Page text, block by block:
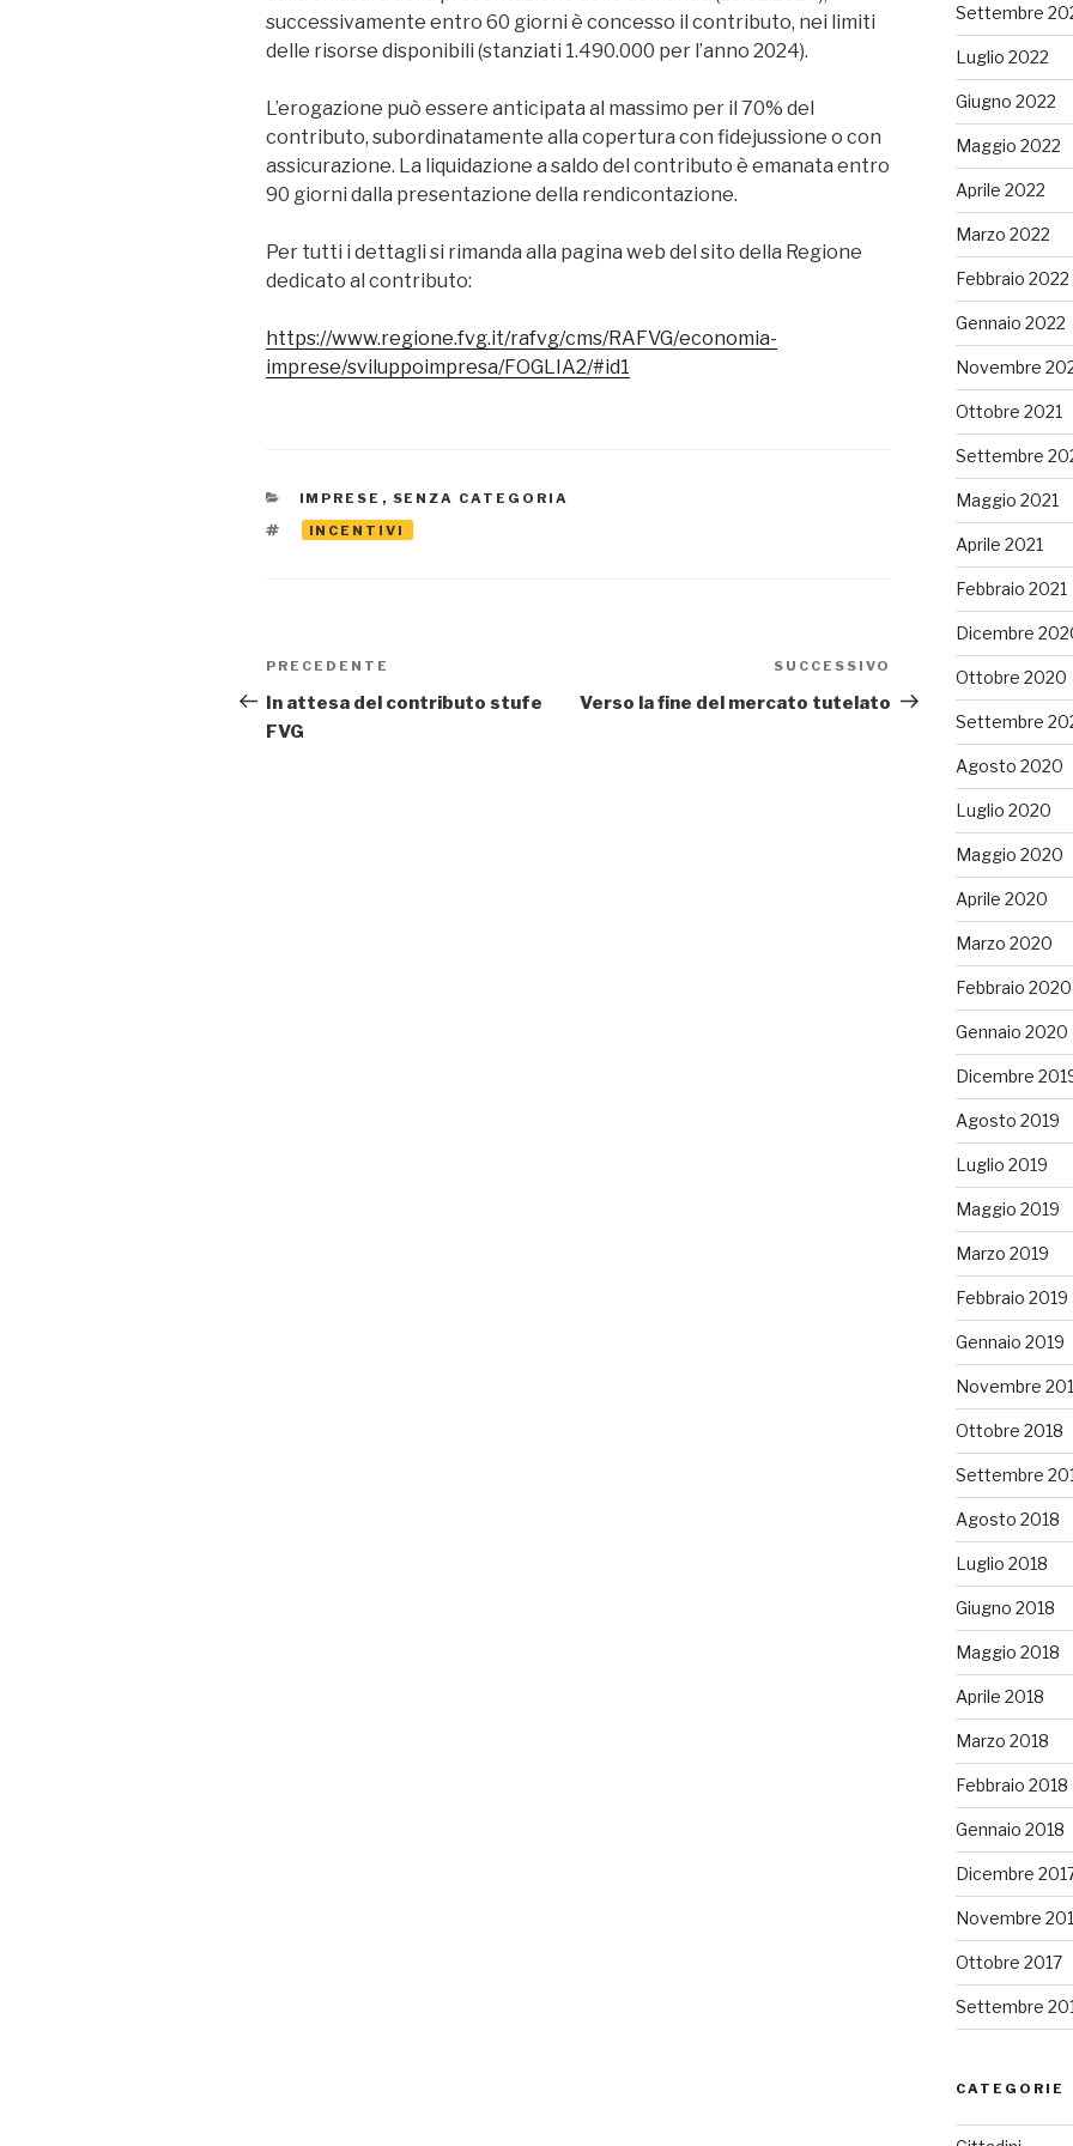
successivamente entro 60 giorni è concesso il contributo, nei limiti
delle risorse disponibili (stanziati 1.490.000 per l’anno 2024).
L’erogazione può essere anticipata al massimo per il 70% del
contributo, subordinatamente alla copertura con fidejussione o con
assicurazione. La liquidazione a saldo del contributo è emanata entro
90 giorni dalla presentazione della rendicontazione.
Per tutti i dettagli si rimanda alla pagina web del sito della Regione
dedicato al contributo:
https://www.regione.fvg.it/rafvg/cms/RAFVG/economia-
imprese/sviluppoimpresa/FOGLIA2/#id1
CATEGORIE
IMPRESE , SENZA CATEGORIA
TAG
INCENTIVI
Navigazione
articoli
Articolo
precedente:
PRECEDENTE
In attesa del contributo stufe
FVG
Articolo
successivo
SUCCESSIVO
Verso la fine del mercato tutelato
Settembre
Luglio 2022
Giugno 2022
Maggio 2022
Aprile 2022
Marzo 2022
Febbraio 2022
Gennaio 2022
Novembre
Ottobre 2021
Settembre
Maggio 2021
Aprile 2021
Febbraio 2021
Dicembre
Ottobre 2020
Settembre
Agosto 2020
Luglio 2020
Maggio 2020
Aprile 2020
Marzo 2020
Febbraio 2020
Gennaio 2020
Dicembre
Agosto 2019
Luglio 2019
Maggio 2019
Marzo 2019
Febbraio 2019
Gennaio 2019
Novembre
Ottobre 2018
Settembre
Agosto 2018
Luglio 2018
Giugno 2018
Maggio 2018
Aprile 2018
Marzo 2018
Febbraio 2018
Gennaio 2018
Dicembre
Novembre
Ottobre 2017
Settembre
CATEGORIE